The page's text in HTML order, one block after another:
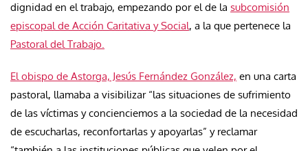
dignidad en el trabajo, empezando por el de la subcomisión
episcopal de Acción Caritativa y Social, a la que pertenece la
Pastoral del Trabajo.
El obispo de Astorga, Jesús Fernández González, en una carta
pastoral, llamaba a visibilizar “las situaciones de sufrimiento
de las víctimas y concienciemos a la sociedad de la necesidad
de escucharlas, reconfortarlas y apoyarlas” y reclamar